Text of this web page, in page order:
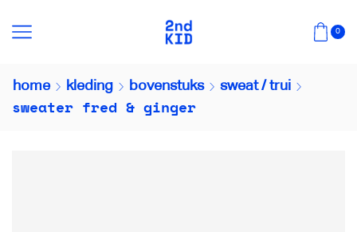
0
home kleding bovenstuks sweat / trui
sweater fred & ginger